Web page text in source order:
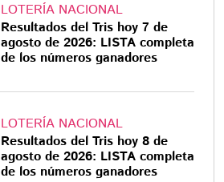
LOTERÍA NACIONAL
Resultados del Tris hoy 7 de
agosto de 2026: LISTA completa
de los números ganadores
LOTERÍA NACIONAL
Resultados del Tris hoy 8 de
agosto de 2026: LISTA completa
de los números ganadores